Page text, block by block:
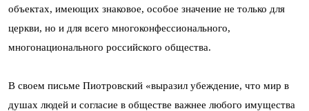
объектах, имеющих знаковое, особое значение не только для
церкви, но и для всего многоконфессионального,
многонационального российского общества.
В своем письме Пиотровский «выразил убеждение, что мир в
душах людей и согласие в обществе важнее любого имущества